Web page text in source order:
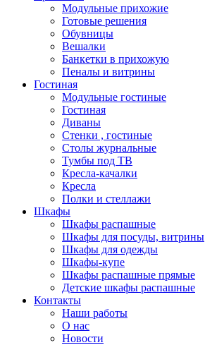
Модульные прихожие
Готовые решения
Обувницы
Вешалки
Банкетки в прихожую
Пеналы и витрины
Гостиная
Модульные гостиные
Гостиная
Диваны
Стенки , гостиные
Столы журнальные
Тумбы под ТВ
Кресла-качалки
Кресла
Полки и стеллажи
Шкафы
Шкафы распашные
Шкафы для посуды, витрины
Шкафы для одежды
Шкафы-купе
Шкафы распашные прямые
Детские шкафы распашные
Контакты
Наши работы
О нас
Новости